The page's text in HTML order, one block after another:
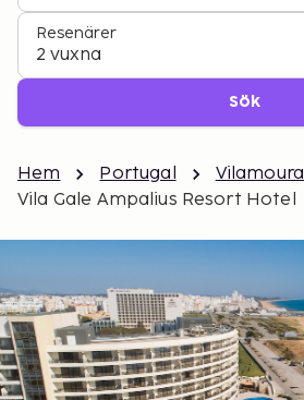
Resenärer
2 vuxna
Sök
Hem Portugal
Vilamoura
Vila Gale Ampalius Resort Hotel